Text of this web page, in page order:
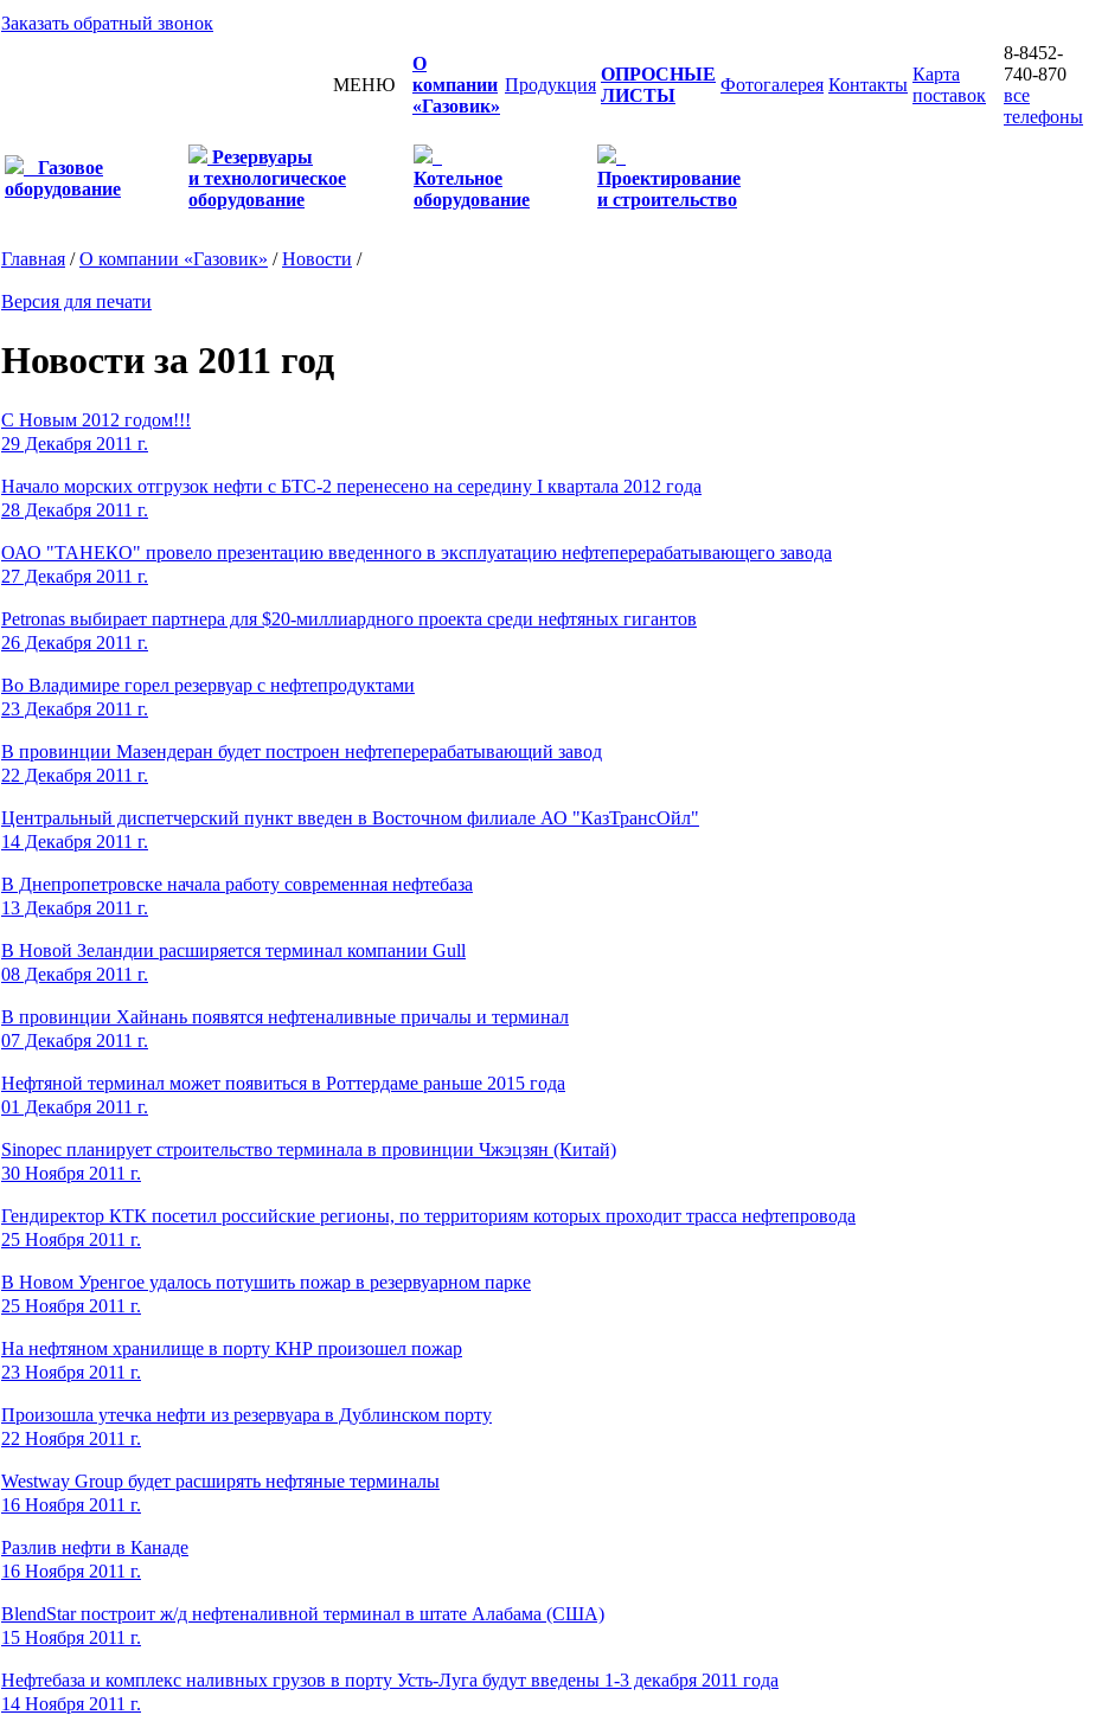
Заказать обратный звонок
МЕНЮ
О
компании
«Газовик»
Продукция
ОПРОСНЫЕ
ЛИСТЫ
Фотогалерея Контакты
Карта
поставок
8-8452-
740-870
все
телефоны
Газовое
оборудование
Резервуары
и технологическое
оборудование
Котельное
оборудование
Проектирование
и строительство
Главная /О компании «Газовик» /Новости /
Версия для печати
Новости за 2011 год
С Новым 2012 годом!!!
29 Декабря 2011 г.
Начало морских отгрузок нефти с БТС-2 перенесено на середину I квартала 2012 года
28 Декабря 2011 г.
ОАО "ТАНЕКО" провело презентацию введенного в эксплуатацию нефтеперерабатывающего завода
27 Декабря 2011 г.
Petronas выбирает партнера для $20-миллиардного проекта среди нефтяных гигантов
26 Декабря 2011 г.
Во Владимире горел резервуар с нефтепродуктами
23 Декабря 2011 г.
В провинции Мазендеран будет построен нефтеперерабатывающий завод
22 Декабря 2011 г.
Центральный диспетчерский пункт введен в Восточном филиале АО "КазТрансОйл"
14 Декабря 2011 г.
В Днепропетровске начала работу современная нефтебаза
13 Декабря 2011 г.
В Новой Зеландии расширяется терминал компании Gull
08 Декабря 2011 г.
В провинции Хайнань появятся нефтеналивные причалы и терминал
07 Декабря 2011 г.
Нефтяной терминал может появиться в Роттердаме раньше 2015 года
01 Декабря 2011 г.
Sinopec планирует строительство терминала в провинции Чжэцзян (Китай)
30 Ноября 2011 г.
Гендиректор КТК посетил российские регионы, по территориям которых проходит трасса нефтепровода
25 Ноября 2011 г.
В Новом Уренгое удалось потушить пожар в резервуарном парке
25 Ноября 2011 г.
На нефтяном хранилище в порту КНР произошел пожар
23 Ноября 2011 г.
Произошла утечка нефти из резервуара в Дублинском порту
22 Ноября 2011 г.
Westway Group будет расширять нефтяные терминалы
16 Ноября 2011 г.
Разлив нефти в Канаде
16 Ноября 2011 г.
BlendStar построит ж/д нефтеналивной терминал в штате Алабама (США)
15 Ноября 2011 г.
Нефтебаза и комплекс наливных грузов в порту Усть-Луга будут введены 1-3 декабря 2011 года
14 Ноября 2011 г.